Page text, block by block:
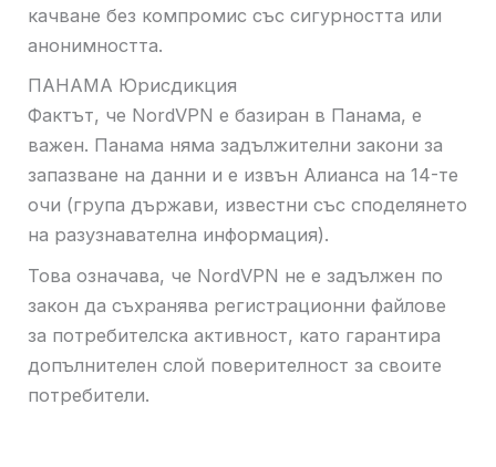
качване без компромис със сигурността или
анонимността.
ПАНАМА Юрисдикция
Фактът, че NordVPN е базиран в Панама, е
важен. Панама няма задължителни закони за
запазване на данни и е извън Алианса на 14-те
очи (група държави, известни със споделянето
на разузнавателна информация).
Това означава, че NordVPN не е задължен по
закон да съхранява регистрационни файлове
за потребителска активност, като гарантира
допълнителен слой поверителност за своите
потребители.